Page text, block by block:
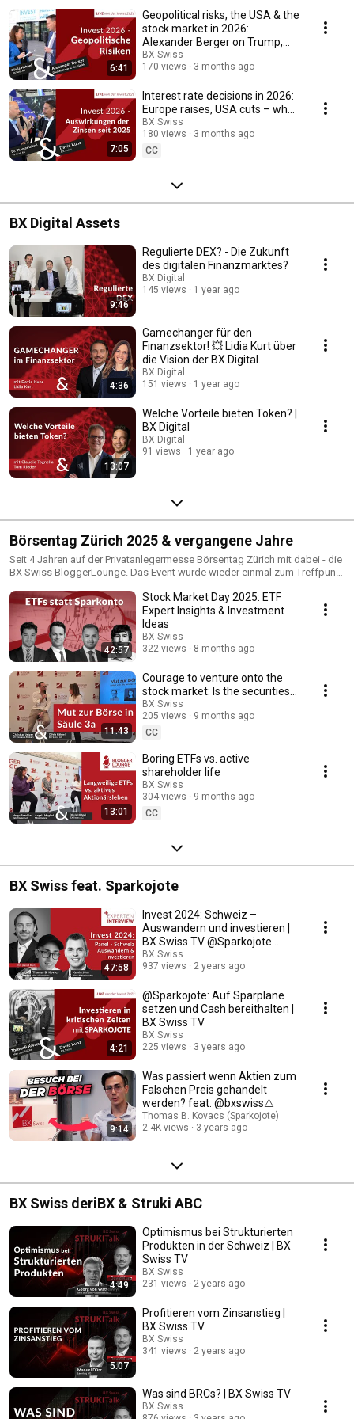
6:41
Geopolitical risks, the USA & the
stock market in 2026:
Alexander Berger on Trump,
the Fed, Iran ...
BX Swiss
170 views
3 months ago
7:05
Interest rate decisions in 2026:
Europe raises, USA cuts – what
does that mean for investors?
BX Swiss
180 views
3 months ago
CC
BX Digital Assets
9:46
Regulierte DEX? - Die Zukunft
des digitalen Finanzmarktes?
BX Digital
145 views
1 year ago
4:36
Gamechanger für den
Finanzsektor! 💥 Lidia Kurt über
die Vision der BX Digital.
BX Digital
151 views
1 year ago
13:07
Welche Vorteile bieten Token? |
BX Digital
BX Digital
91 views
1 year ago
Börsentag Zürich 2025 & vergangene Jahre
Seit 4 Jahren auf der Privatanlegermesse Börsentag Zürich mit dabei - die
BX Swiss BloggerLounge. Das Event wurde wieder einmal zum Treffpunkt
Networking bot der Tag spannende Paneldiskussionen und interessante
Einblicke. Hier gibt es die Podiumsdiskussion, Panels & Vorträge zum
Nachschauen.
42:57
Stock Market Day 2025: ETF
Expert Insights & Investment
Ideas
BX Swiss
322 views
8 months ago
11:43
Courage to venture onto the
stock market: Is the securities-
based Pillar 3a really worth it?
BX Swiss
205 views
9 months ago
CC
13:01
Boring ETFs vs. active
shareholder life
BX Swiss
304 views
9 months ago
CC
BX Swiss feat. Sparkojote
47:58
Invest 2024: Schweiz –
Auswandern und investieren |
BX Swiss TV @Sparkojote
@aktienfreunde4304
BX Swiss
937 views
2 years ago
4:21
@Sparkojote: Auf Sparpläne
setzen und Cash bereithalten |
BX Swiss TV
BX Swiss
225 views
3 years ago
9:14
Was passiert wenn Aktien zum
Falschen Preis gehandelt
werden? feat. @bxswiss⚠️ ​
Thomas B. Kovacs (Sparkojote)
2.4K views
3 years ago
BX Swiss deriBX & Struki ABC
4:49
Optimismus bei Strukturierten
Produkten in der Schweiz | BX
Swiss TV
BX Swiss
231 views
2 years ago
5:07
Profitieren vom Zinsanstieg |
BX Swiss TV
BX Swiss
341 views
2 years ago
Was sind BRCs? | BX Swiss TV
BX Swiss